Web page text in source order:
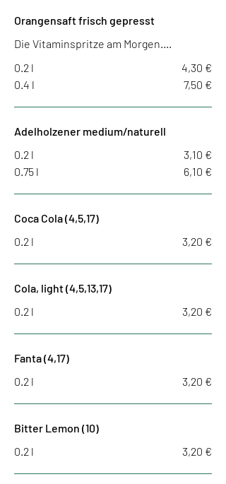
Orangensaft frisch gepresst
Die Vitaminspritze am Morgen….
0.2 l
4,30 €
0.4 l
7,50 €
Adelholzener medium/naturell
0.2 l
3,10 €
0.75 l
6,10 €
Coca Cola (4,5,17)
0.2 l
3,20 €
Cola, light (4,5,13,17)
0.2 l
3,20 €
Fanta (4,17)
0.2 l
3,20 €
Bitter Lemon (10)
0.2 l
3,20 €